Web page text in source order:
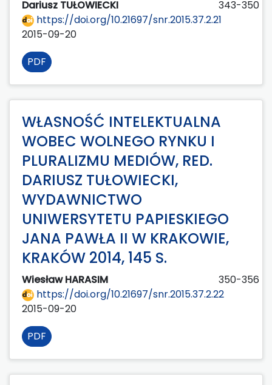
Dariusz TUŁOWIECKI
343-350
https://doi.org/10.21697/snr.2015.37.2.21
2015-09-20
PDF
WŁASNOŚĆ INTELEKTUALNA
WOBEC WOLNEGO RYNKU I
PLURALIZMU MEDIÓW, RED.
DARIUSZ TUŁOWIECKI,
WYDAWNICTWO
UNIWERSYTETU PAPIESKIEGO
JANA PAWŁA II W KRAKOWIE,
KRAKÓW 2014, 145 S.
Wiesław HARASIM
350-356
https://doi.org/10.21697/snr.2015.37.2.22
2015-09-20
PDF